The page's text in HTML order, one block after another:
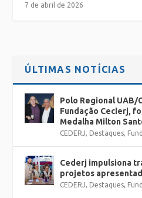
7 de abril de 2026
ÚLTIMAS NOTÍCIAS
Polo Regional UAB/
Fundação Cecierj,
Medalha Milton
CEDERJ, Destaques,
Cederj impulsiona
projetos
CEDERJ, Destaques,